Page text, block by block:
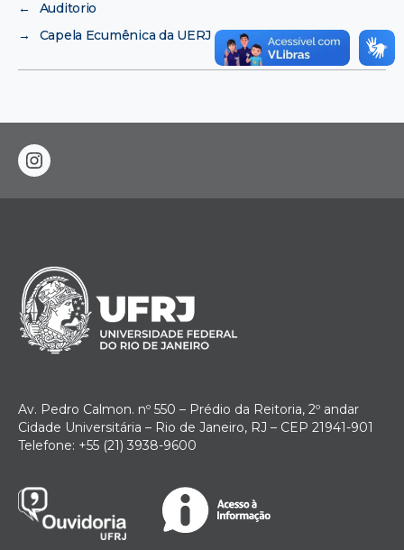
←
Auditorio
→
Capela Ecumênica da UERJ
instagram
Av. Pedro Calmon. nº 550 – Prédio da Reitoria, 2º andar
Cidade Universitária – Rio de Janeiro, RJ – CEP 21941-901
Telefone: +55 (21) 3938-9600